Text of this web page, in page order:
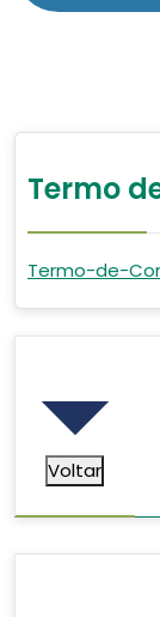
Termo
Termo-de-
Voltar